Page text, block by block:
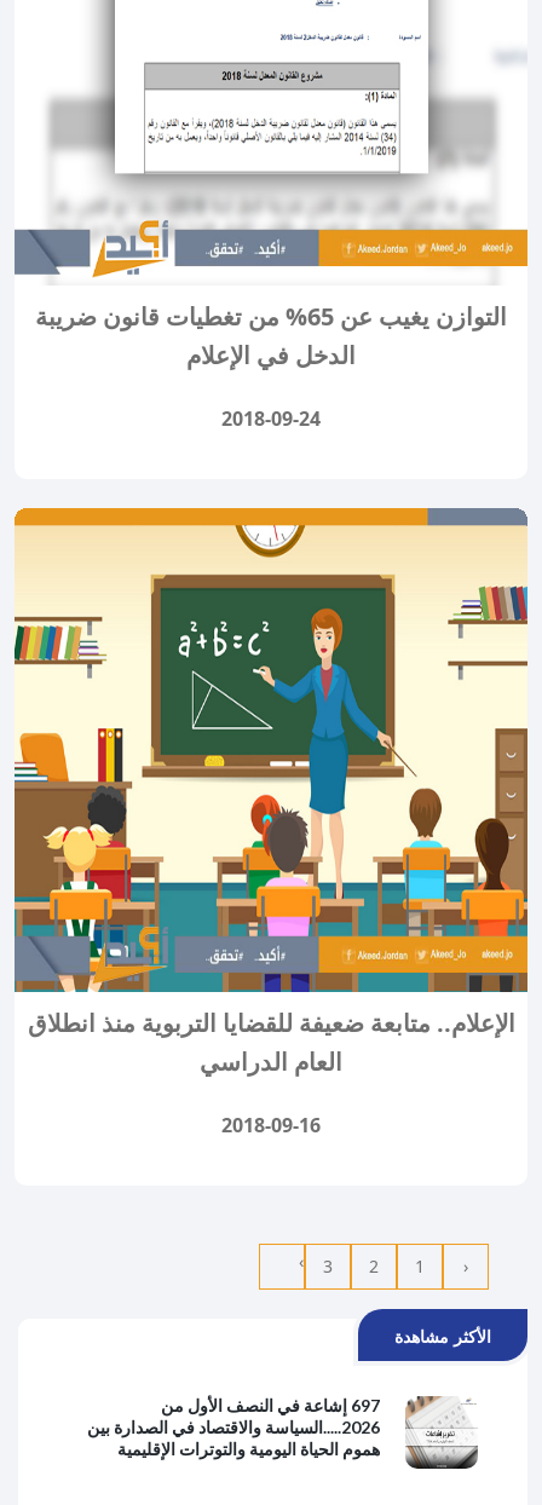
التوازن يغيب عن 65% من تغطيات قانون ضريبة
الدخل في الإعلام
2018-09-24
الإعلام.. متابعة ضعيفة للقضايا التربوية منذ انطلاق
العام الدراسي
2018-09-16
‹
1
2
3
›
الأكثر مشاهدة
697 إشاعة في النصف الأول من
2026.....السياسة والاقتصاد في الصدارة بين
هموم الحياة اليومية والتوترات الإقليمية